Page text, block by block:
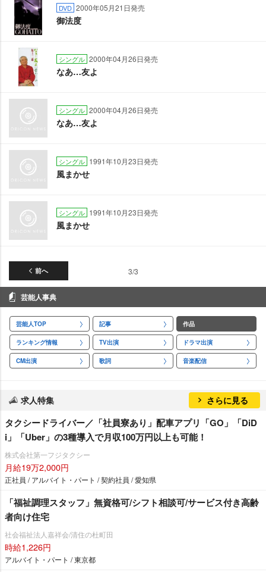
DVD 2000年05月21日発売
御法度
シングル 2000年04月26日発売
なあ…友よ
シングル 2000年04月26日発売
なあ…友よ
シングル 1991年10月23日発売
風まかせ
シングル 1991年10月23日発売
風まかせ
前へ 3/3
芸能人事典
芸能人TOP 記事 作品
ランキング情報 TV出演 ドラマ出演
CM出演 歌詞 音楽配信
求人特集 さらに見る
タクシードライバー／「社員寮あり」配車アプリ「GO」「DiD
i」「Uber」の3種導入で月収100万円以上も可能！
株式会社第一フジタクシー
月給19万2,000円
正社員 / アルバイト・パート / 契約社員 / 愛知県
「福祉調理スタッフ」無資格可/シフト相談可/サービス付き高齢
者向け住宅
社会福祉法人嘉祥会/清住の杜町田
時給1,226円
アルバイト・パート / 東京都